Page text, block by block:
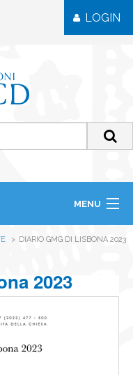
LOGIN
MENU
DIARIO GMG DI LISBONA 2023
2023